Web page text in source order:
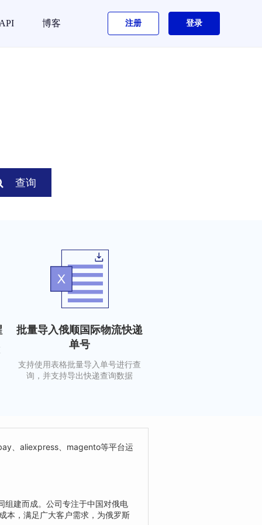
博客 注册 登录
查询
批量导入俄顺国际物流快递
单号
支持使用表格批量导入单号进行查
询，并支持导出快递查询数据
、aliexpress、magento等平台运
组建而成。公司专注于中国对俄电
本，满足广大客户需求，为俄罗斯